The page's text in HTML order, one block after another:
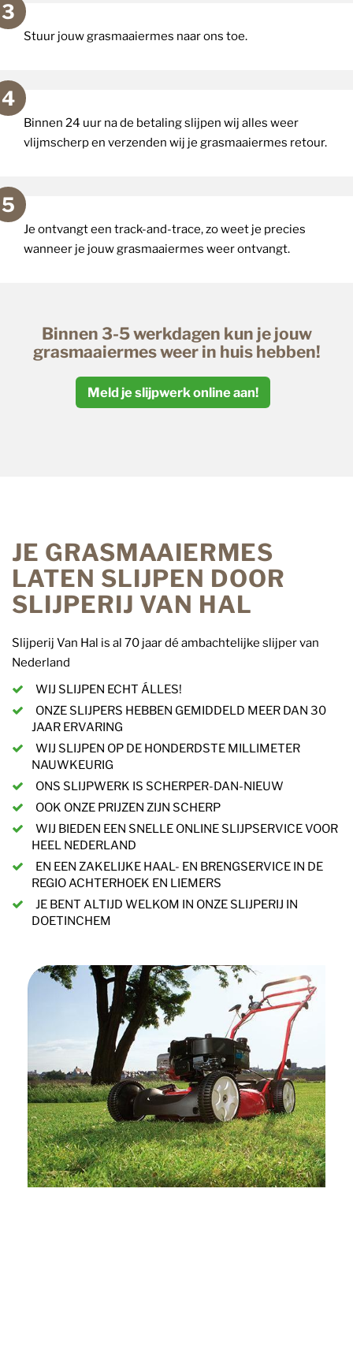
Stuur jouw grasmaaiermes naar ons toe.
Binnen 24 uur na de betaling slijpen wij alles weer
vlijmscherp en verzenden wij je grasmaaiermes retour.
Je ontvangt een track-and-trace, zo weet je precies
wanneer je jouw grasmaaiermes weer ontvangt.
Binnen 3-5 werkdagen kun je jouw
grasmaaiermes weer in huis hebben!
Meld je slijpwerk online aan!
JE GRASMAAIERMES
LATEN SLIJPEN DOOR
SLIJPERIJ VAN HAL
Slijperij Van Hal is al 70 jaar dé ambachtelijke slijper van
Nederland
WIJ SLIJPEN ECHT ÁLLES!
ONZE SLIJPERS HEBBEN GEMIDDELD MEER DAN 30
JAAR ERVARING
WIJ SLIJPEN OP DE HONDERDSTE MILLIMETER
NAUWKEURIG
ONS SLIJPWERK IS SCHERPER-DAN-NIEUW
OOK ONZE PRIJZEN ZIJN SCHERP
WIJ BIEDEN EEN SNELLE ONLINE SLIJPSERVICE VOOR
HEEL NEDERLAND
EN EEN ZAKELIJKE HAAL- EN BRENGSERVICE IN DE
REGIO ACHTERHOEK EN LIEMERS
JE BENT ALTIJD WELKOM IN ONZE SLIJPERIJ IN
DOETINCHEM